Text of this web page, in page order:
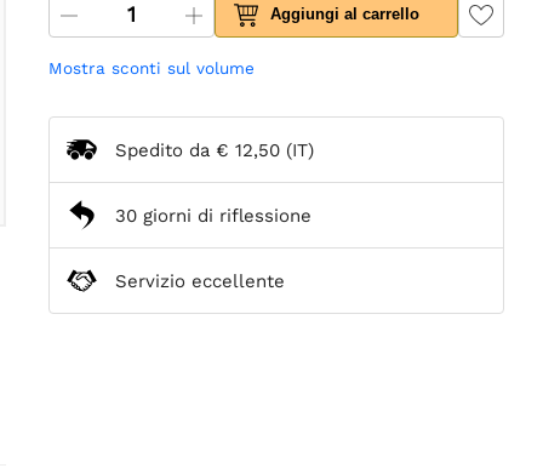
Aggiungi al carrello
Mostra sconti sul volume
Spedito da € 12,50 (IT)
30 giorni di riflessione
Servizio eccellente